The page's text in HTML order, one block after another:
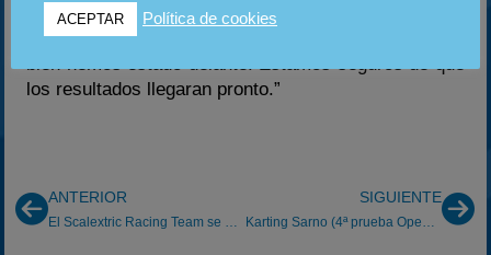
“complicado por los problemas surgidos pero muy
positivo en cuanto a que cuando las cosas han ido
bien hemos estado delante. Estamos seguros de que
los resultados llegaran pronto.”
ANTERIOR SIGUIENTE
ACEPTAR Política de cookies